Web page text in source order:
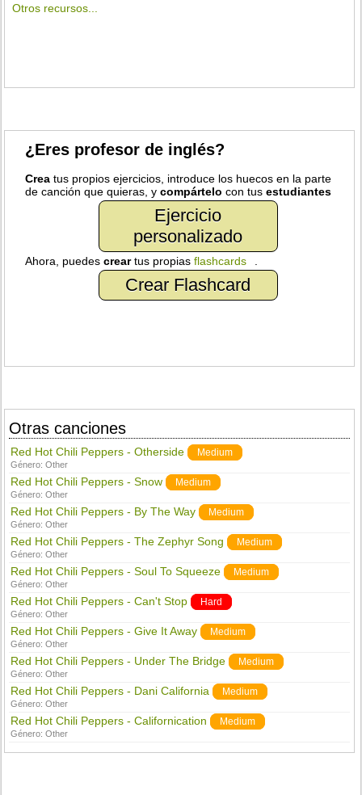
Otros recursos...
¿Eres profesor de inglés?
Crea tus propios ejercicios, introduce los huecos en la parte
de canción que quieras, ycompártelo con tusestudiantes
Ejercicio
personalizado
Ahora, puedescreartus propiasflashcards
Crear Flashcard
Otras canciones
Red Hot Chili Peppers - Otherside Medium
Género:Other
Red Hot Chili Peppers - Snow Medium
Género:Other
Red Hot Chili Peppers - By The Way Medium
Género:Other
Red Hot Chili Peppers - The Zephyr Song Medium
Género:Other
Red Hot Chili Peppers - Soul To Squeeze Medium
Género:Other
Red Hot Chili Peppers - Can't Stop Hard
Género:Other
Red Hot Chili Peppers - Give It Away Medium
Género:Other
Red Hot Chili Peppers - Under The Bridge Medium
Género:Other
Red Hot Chili Peppers - Dani California Medium
Género:Other
Red Hot Chili Peppers - Californication Medium
Género:Other